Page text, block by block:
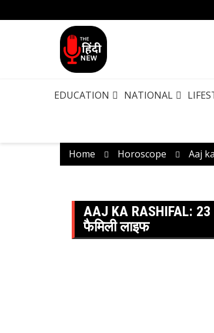
EDUCATION NATIONAL
Home Horoscope Aaj
AAJ KA RASHIFAL:
फैमिली लाइफ